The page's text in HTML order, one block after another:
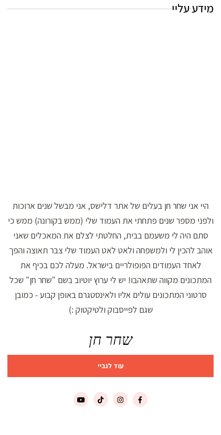
מידע עליי
היי אני שחר חן בעלים של אתר דלישס, אני מבשל שנים ארוכות
ולפני מספר שנים פתחתי את העמוד שלי (ממש בקורונה) ממש כי
סתם היה לי משעמם בבית, החלטתי לצלם את המאכלים שאני
אוהב להכין לי ולמשפחה ולאט לאט העמוד שלי צבר תאוצה והפך
לאחד העמודים הפופולריים בישראל. מעלה לכם בכיף את
המתכונים מקווה שתאהבו! יש לי ערוץ יוטיוב בשם "שחר חן" שכל
סרטוני המתכונים עולים אליו ולאינסטגרם באופן קבוע - כמובן
שגם לפייסבוק ולטיקטוק :)
שחר חן
עוד לגביי